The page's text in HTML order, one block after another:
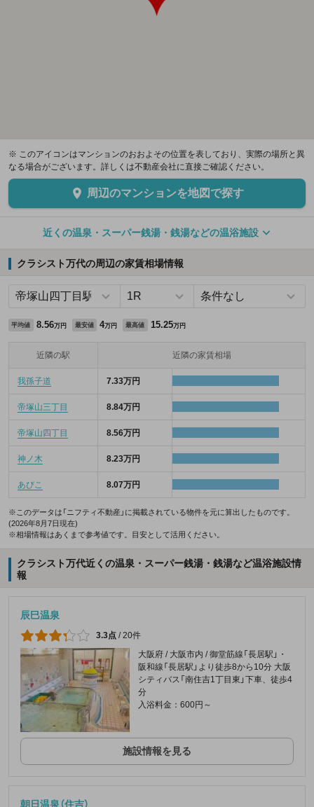
※ このアイコンはマンションのおおよその位置を表しており、実際の場所と異
なる場合がございます。詳しくは不動産会社に直接ご確認ください。
周辺のマンションを地図で探す
近くの温泉・スーパー銭湯・銭湯などの温浴施設
クラシスト万代の周辺の家賃相場情報
平均値 8.56万円 最安値 4万円 最高値 15.25万円
近隣の駅 近隣の家賃相場
我孫子道 7.33万円
帝塚山三丁目 8.84万円
帝塚山四丁目 8.56万円
神ノ木 8.23万円
あびこ 8.07万円
※このデータは「ニフティ不動産」に掲載されている物件を元に算出したものです。
(2026年8月7日現在)
※相場情報はあくまで参考値です。目安として活用ください。
クラシスト万代近くの温泉・スーパー銭湯・銭湯など温浴施設情
報
辰巳温泉
3.3点 / 20件
大阪府 / 大阪市内 / 御堂筋線「長居駅」・
阪和線「長居駅」より徒歩8から10分 大阪
シティバス「南住吉1丁目東」下車、徒歩4
分
入浴料金：600円～
施設情報を見る
朝日温泉（住吉）